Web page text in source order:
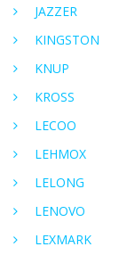
JAZZER
KINGSTON
KNUP
KROSS
LECOO
LEHMOX
LELONG
LENOVO
LEXMARK